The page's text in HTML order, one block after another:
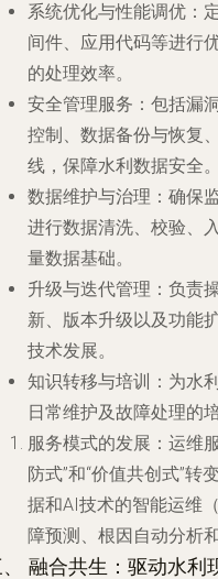
系统优化与性能调优 ：
间件、应用代码等进行
的处理效率。
安全管理服务 ：包括漏
控制、数据备份与恢复
线，保障水利数据安全。
数据维护与治理 ：确保
进行数据清洗、校验、
量数据基础。
升级与迭代管理 ：负责
新、版本升级以及功能
技术发展。
知识转移与培训
：为水
日常维护及故障处理的
服务模式的发展 ：运维
防式”和“价值共创式”
据和AI技术的智能运维
障预测、根因自动分析
融合共生：驱动水利